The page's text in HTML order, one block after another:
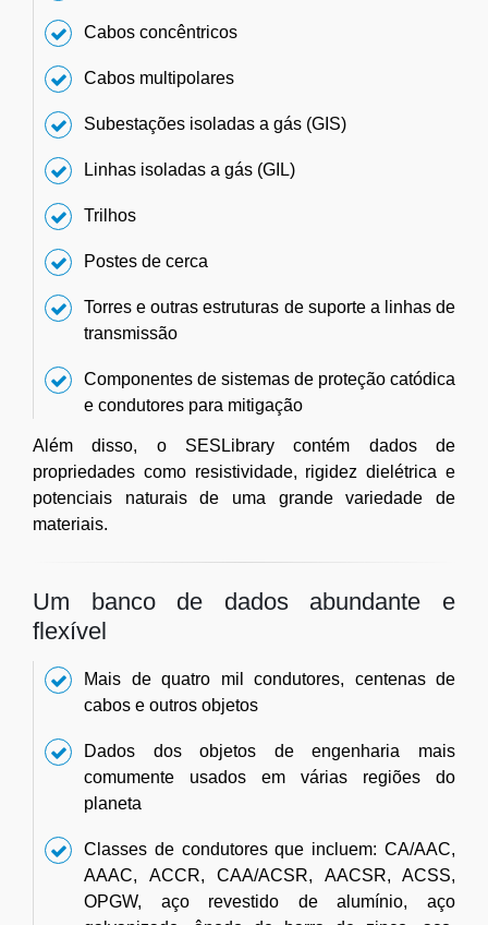
Cabos concêntricos
Cabos multipolares
Subestações isoladas a gás (GIS)
Linhas isoladas a gás (GIL)
Trilhos
Postes de cerca
Torres e outras estruturas de suporte a linhas de
transmissão
Componentes de sistemas de proteção catódica
e condutores para mitigação
Além disso, o SESLibrary contém dados de
propriedades como resistividade, rigidez dielétrica e
potenciais naturais de uma grande variedade de
materiais.
Um banco de dados abundante e
flexível
Mais de quatro mil condutores, centenas de
cabos e outros objetos
Dados dos objetos de engenharia mais
comumente usados em várias regiões do
planeta
Classes de condutores que incluem: CA/AAC,
AAAC, ACCR, CAA/ACSR, AACSR, ACSS,
OPGW, aço revestido de alumínio, aço